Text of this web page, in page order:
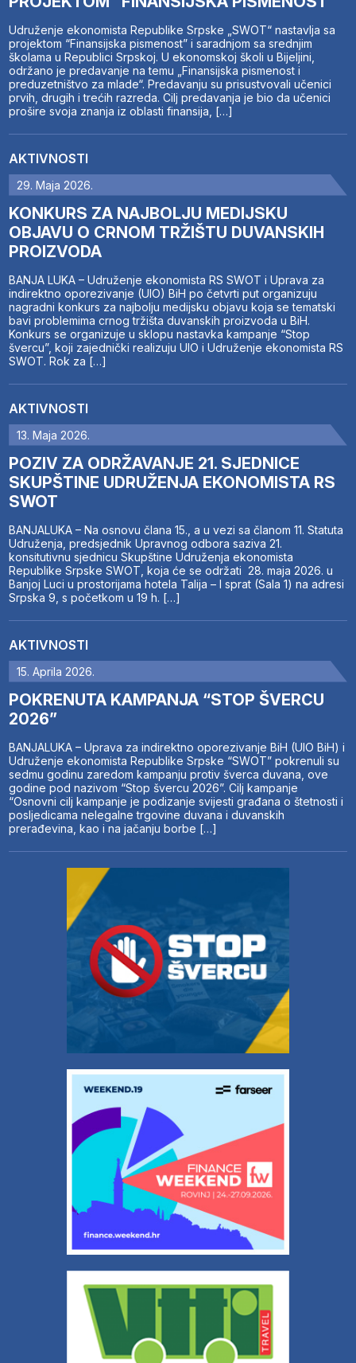
Udruženje ekonomista Republike Srpske „SWOT“ nastavlja sa
projektom “Finansijska pismenost” i saradnjom sa srednjim
školama u Republici Srpskoj. U ekonomskoj školi u Bijeljini,
održano je predavanje na temu „Finansijska pismenost i
preduzetništvo za mlade“. Predavanju su prisustvovali učenici
prvih, drugih i trećih razreda. Cilj predavanja je bio da učenici
prošire svoja znanja iz oblasti finansija, […]
AKTIVNOSTI
29. Maja 2026.
KONKURS ZA NAJBOLJU MEDIJSKU
OBJAVU O CRNOM TRŽIŠTU DUVANSKIH
PROIZVODA
BANJA LUKA – Udruženje ekonomista RS SWOT i Uprava za
indirektno oporezivanje (UIO) BiH po četvrti put organizuju
nagradni konkurs za najbolju medijsku objavu koja se tematski
bavi problemima crnog tržišta duvanskih proizvoda u BiH.
Konkurs se organizuje u sklopu nastavka kampanje “Stop
švercu”, koji zajednički realizuju UIO i Udruženje ekonomista RS
SWOT. Rok za […]
AKTIVNOSTI
13. Maja 2026.
POZIV ZA ODRŽAVANJE 21. SJEDNICE
SKUPŠTINE UDRUŽENJA EKONOMISTA RS
SWOT
BANJALUKA – Na osnovu člana 15., a u vezi sa članom 11. Statuta
Udruženja, predsjednik Upravnog odbora saziva 21.
konsitutivnu sjednicu Skupštine Udruženja ekonomista
Republike Srpske SWOT, koja će se održati 28. maja 2026. u
Banjoj Luci u prostorijama hotela Talija – I sprat (Sala 1) na adresi
Srpska 9, s početkom u 19 h. […]
AKTIVNOSTI
15. Aprila 2026.
POKRENUTA KAMPANJA “STOP ŠVERCU
2026”
BANJALUKA – Uprava za indirektno oporezivanje BiH (UIO BiH) i
Udruženje ekonomista Republike Srpske “SWOT” pokrenuli su
sedmu godinu zaredom kampanju protiv šverca duvana, ove
godine pod nazivom “Stop švercu 2026”. Cilj kampanje
“Osnovni cilj kampanje je podizanje svijesti građana o štetnosti i
posljedicama nelegalne trgovine duvana i duvanskih
prerađevina, kao i na jačanju borbe […]